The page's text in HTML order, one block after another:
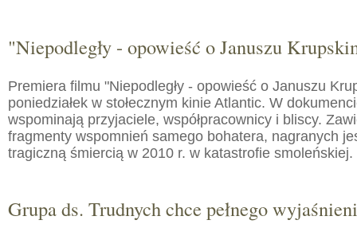
"Niepodległy - opowieść o Januszu
Premiera filmu "Niepodległy - opowieść o Januszu
poniedziałek w stołecznym kinie Atlantic. W
wspominają przyjaciele, współpracownicy i bliscy.
fragmenty wspomnień samego bohatera, nagranych
tragiczną śmiercią w 2010 r. w katastrofie smoleńskiej.
Grupa ds. Trudnych chce pełnego